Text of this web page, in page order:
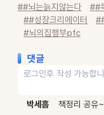
##뇌는늙지않는다 ##
##성장크리에이터
#뇌의집행부pfc
댓글
박세흠
책정리 공유